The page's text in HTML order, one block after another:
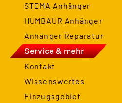
STEMA Anhänger
HUMBAUR Anhänger
Anhänger Reparatur
Service & mehr
Kontakt
Wissenswertes
Einzugsgebiet